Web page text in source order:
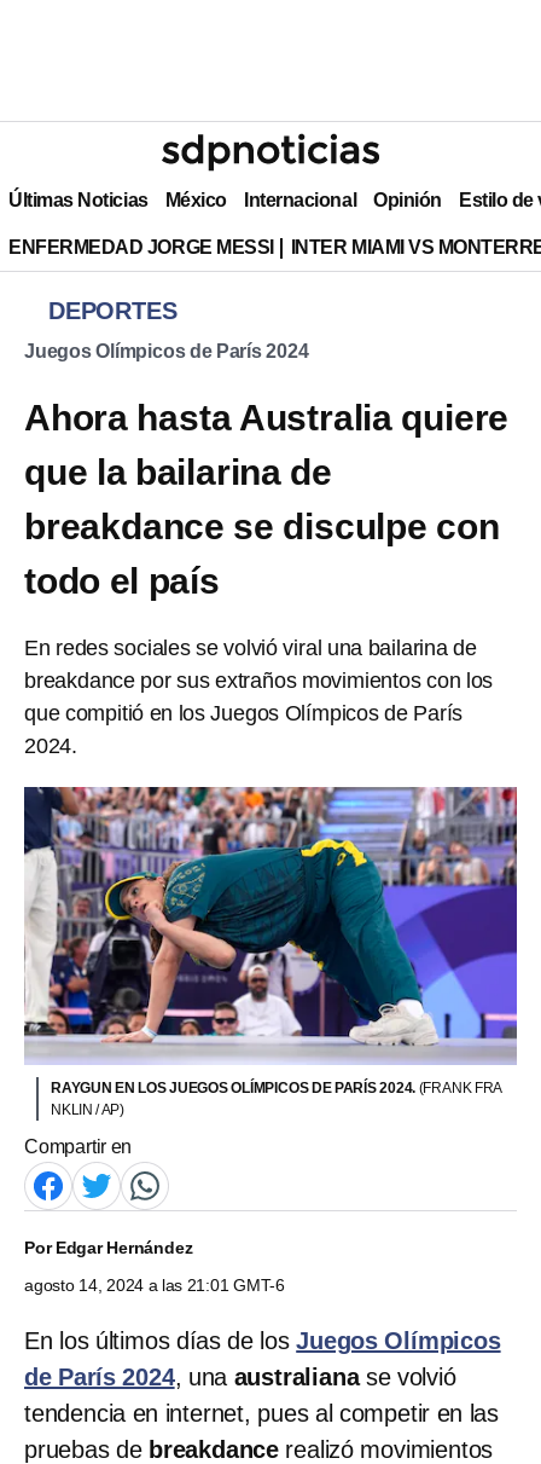
Últimas Noticias México Internacional Opinión Estilo de
ENFERMEDAD JORGE MESSI INTER MIAMI VS
DEPORTES
Juegos Olímpicos de París 2024
Ahora hasta Australia quiere
que la bailarina de
breakdance se disculpe con
todo el país
En redes sociales se volvió viral una bailarina de
breakdance por sus extraños movimientos con los
que compitió en los Juegos Olímpicos de París
2024.
RAYGUN EN LOS JUEGOS OLÍMPICOS DE PARÍS 2024. (FRANK FRA
NKLIN / AP)
Compartir en
PorEdgar Hernández
agosto 14, 2024 a las 21:01 GMT-6
En los últimos días de losJuegos Olímpicos
de París 2024, una australianase volvió
tendencia en internet, pues al competir en las
pruebas de breakdance realizó movimientos